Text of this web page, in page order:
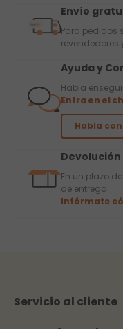
Envío
Para pedidos
revendedores
Ayuda y
Habla
Entra en el
Habla
En un plazo de
de entrega
Infórmate
Servicio al cliente